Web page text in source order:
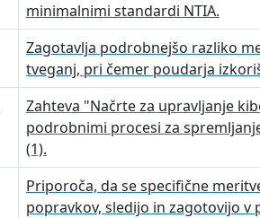
minimalnimi standardi NTIA.
Zagotavlja podrobnejšo razliko
tveganj, pri čemer poudarja
Zahteva "Načrte za upravljanje
podrobnimi procesi za
(1).
Priporoča, da se specifične
popravkov, sledijo in zagotovijo v